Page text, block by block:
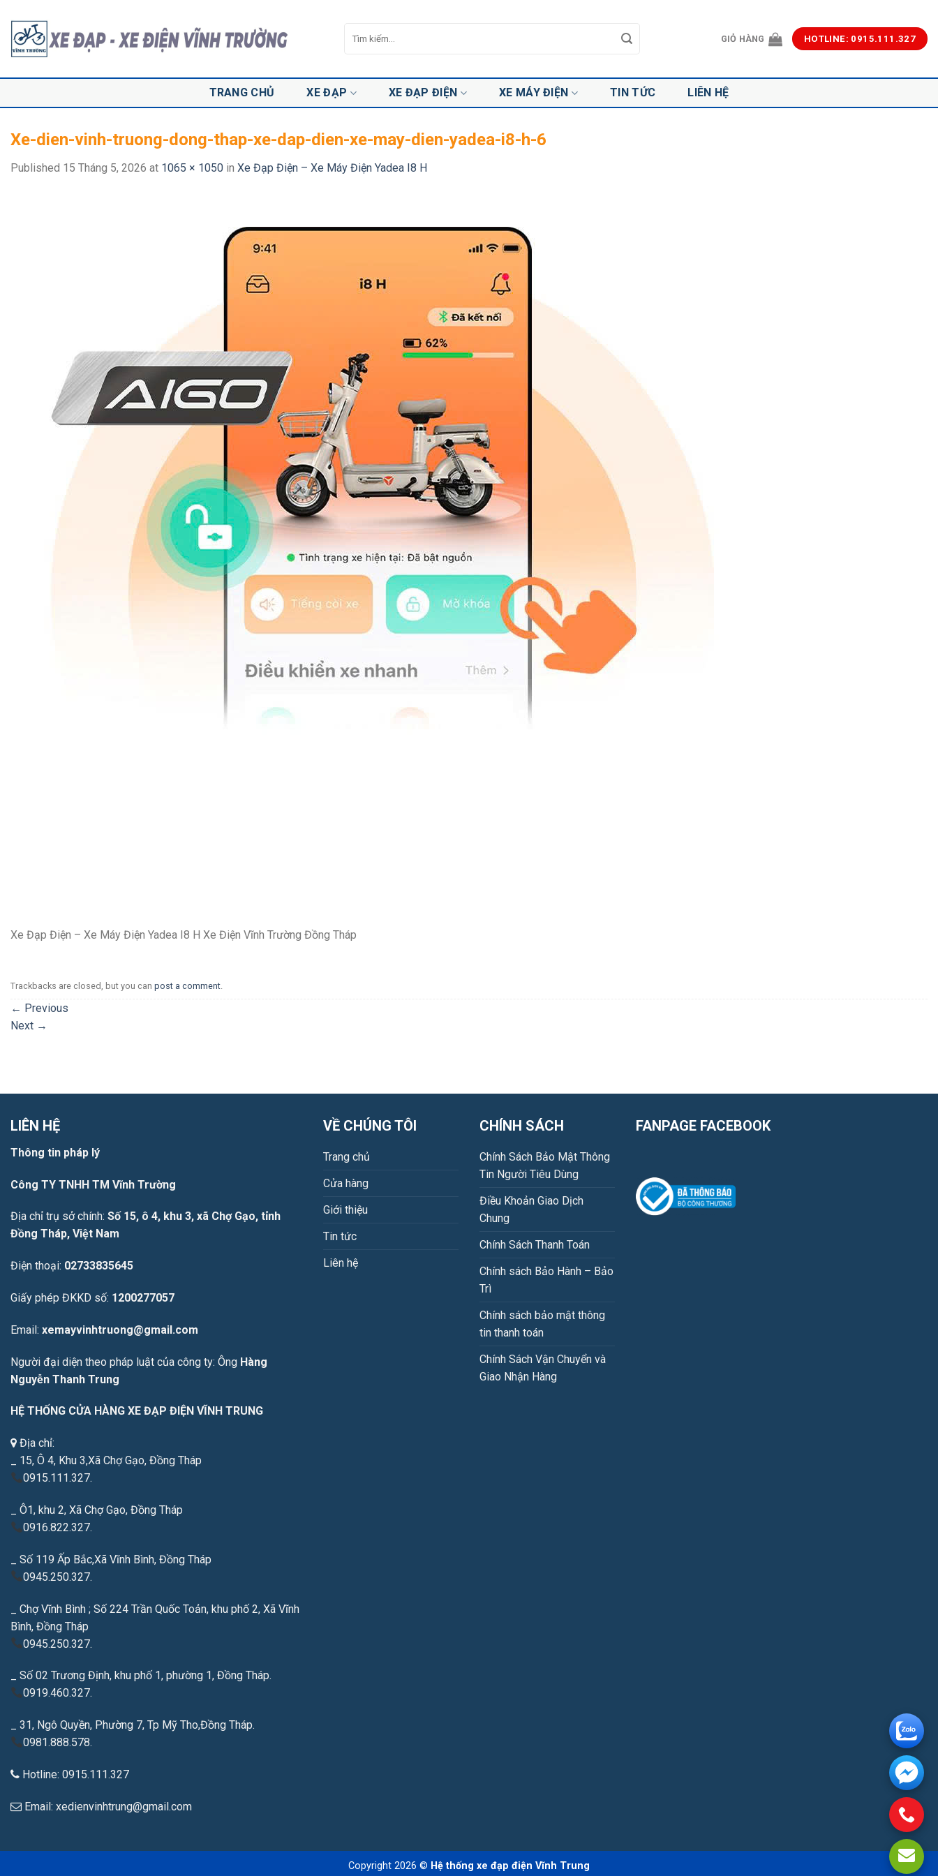
content
kiếm:
GIỎ HÀNG HOTLINE: 0915.111.327
TRANG CHỦ XE ĐẠP XE ĐẠP ĐIỆN XE MÁY ĐIỆN TIN TỨC LIÊN HỆ
Xe-dien-vinh-truong-dong-thap-xe-dap-dien-xe-may-dien-yadea-i8-h-6
Published 15 Tháng 5, 2026 at 1065 × 1050 in Xe Đạp Điện – Xe Máy Điện Yadea I8 H
Xe Đạp Điện – Xe Máy Điện Yadea I8 H Xe Điện Vĩnh Trường Đồng Tháp
Trackbacks are closed, but you can post a comment.
← Previous
Next →
LIÊN HỆ
Thông tin pháp lý
Công TY TNHH TM Vĩnh Trường
Địa chỉ trụ sở chính: Số 15, ô 4, khu 3, xã Chợ Gạo, tỉnh
Đồng Tháp, Việt Nam
Điện thoại: 02733835645
Giấy phép ĐKKD số: 1200277057
Email: xemayvinhtruong@gmail.com
Người đại diện theo pháp luật của công ty: Ông Hàng
Nguyễn Thanh Trung
HỆ THỐNG CỬA HÀNG XE ĐẠP ĐIỆN VĨNH TRUNG
Địa chỉ:
_ 15, Ô 4, Khu 3,Xã Chợ Gạo, Đồng Tháp
0915.111.327.
_ Ô1, khu 2, Xã Chợ Gạo, Đồng Tháp
0916.822.327.
_ Số 119 Ấp Bắc,Xã Vĩnh Bình, Đồng Tháp
0945.250.327.
_ Chợ Vĩnh Bình ; Số 224 Trần Quốc Toản, khu phố 2, Xã Vĩnh
Bình, Đồng Tháp
0945.250.327.
_ Số 02 Trương Định, khu phố 1, phường 1, Đồng Tháp.
0919.460.327.
_ 31, Ngô Quyền, Phường 7, Tp Mỹ Tho,Đồng Tháp.
0981.888.578.
Hotline: 0915.111.327
Email: xedienvinhtrung@gmail.com
VỀ CHÚNG TÔI
Trang chủ
Cửa hàng
Giới thiệu
Tin tức
Liên hệ
CHÍNH SÁCH
Chính Sách Bảo Mật Thông
Tin Người Tiêu Dùng
Điều Khoản Giao Dịch
Chung
Chính Sách Thanh Toán
Chính sách Bảo Hành – Bảo
Trì
Chính sách bảo mật thông
tin thanh toán
Chính Sách Vận Chuyển và
Giao Nhận Hàng
FANPAGE FACEBOOK
Copyright 2026 © Hệ thống xe đạp điện Vĩnh Trung